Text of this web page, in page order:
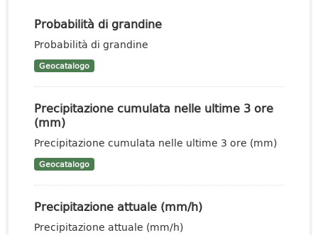
Probabilità di grandine
Probabilità di grandine
Geocatalogo
Precipitazione cumulata nelle ultime 3 ore
(mm)
Precipitazione cumulata nelle ultime 3 ore (mm)
Geocatalogo
Precipitazione attuale (mm/h)
Precipitazione attuale (mm/h)